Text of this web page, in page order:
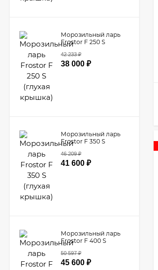
Морозильный ларь
Frostor F 250 S
42 233₽
38 000 ₽
Морозильный ларь
Frostor F 350 S
46 209₽
41 600 ₽
Морозильный ларь
Frostor F 400 S
50 597₽
45 600 ₽